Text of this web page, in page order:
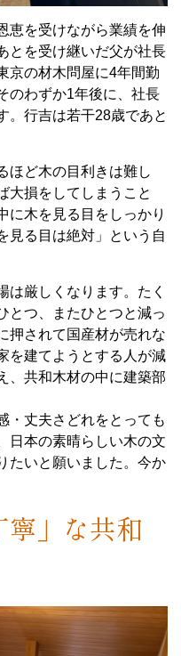
恵を受けながら業績を伸
とを受け継いだ父が社長
京の材木問屋に4年間勤
のわずか1年後に、社長
。行吉は若干28歳であと
ほど木の目利きは難し
大損をしてしまうこと
に木を見る目をしっかり
見る目は絶対」という自
は厳しくなります。たく
とつ、またひとつと減っ
押されて国産材が売れな
を建てようとする人が減
、共和木材の中に建築部
・丈夫さどれをとっても
日本の素晴らしい木の文
たいと願いました。今か
寧」な共和